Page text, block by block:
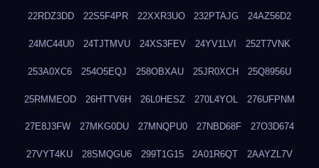
22RDZ3DD 22S5F4PR 22XXR3UO 232PTAJG 24AZ56D2
24MC44U0 24TJTMVU 24XS3FEV 24YV1LVI 252T7VNK
253A0XC6 254O5EQJ 258OBXAU 25JR0XCH 25Q8956U
25RMMEOD 26HTTV6H 26L0HESZ 270L4YOL 276UFPNM
27E8J3FW 27MKG0DU 27MNQPU0 27NBD68F 27O3D674
27VYT4KU 28SMQGU6 299T1G15 2A01R6QT 2AAYZL7V